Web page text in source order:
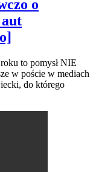
o
to pomysł NIE
w poście w mediach
do którego